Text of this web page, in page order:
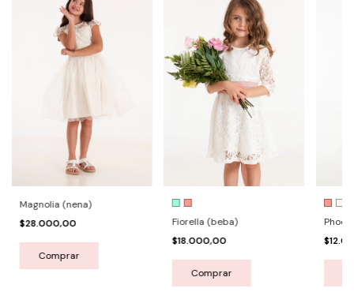
Magnolia (nena)
$28.000,00
Comprar
Fiorella (beba)
$18.000,00
Comprar